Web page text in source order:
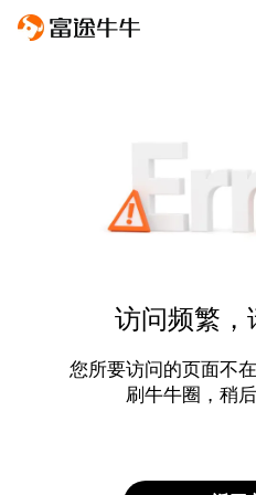
访问频繁，
您所要访问的页面不
刷牛牛圈，稍